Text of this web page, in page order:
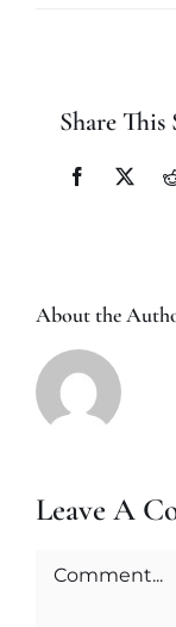
Share
Facebook
X
About the
Leave A
Comment